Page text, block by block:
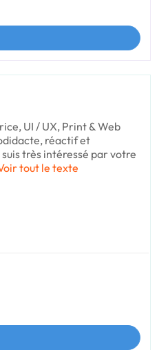
UI / UX, Print & Web
réactif et
très intéressé par votre
tout le texte